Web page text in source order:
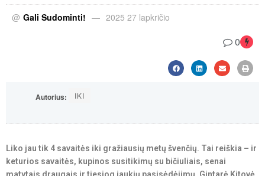
@ Gali Sudominti! 2025 27 lapkričio
0
Autorius: IKI
Liko jau tik 4 savaitės iki gražiausių metų švenčių. Tai reiškia – ir
keturios savaitės, kupinos susitikimų su bičiuliais, senai